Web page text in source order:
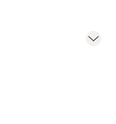
di consenso prestato ai